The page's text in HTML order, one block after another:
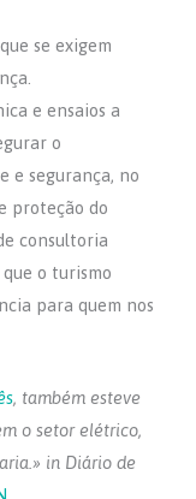
se exigem
e ensaios a
o
e segurança, no
proteção do
consultoria
o turismo
para quem nos
, também esteve
o setor elétrico,
in Diário de